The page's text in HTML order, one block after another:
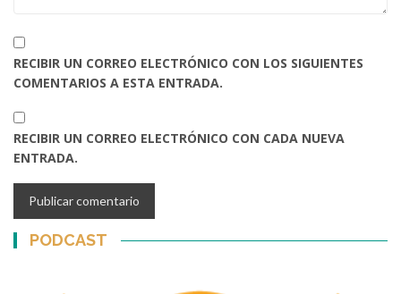
RECIBIR UN CORREO ELECTRÓNICO CON LOS SIGUIENTES
COMENTARIOS A ESTA ENTRADA.
RECIBIR UN CORREO ELECTRÓNICO CON CADA NUEVA
ENTRADA.
PODCAST